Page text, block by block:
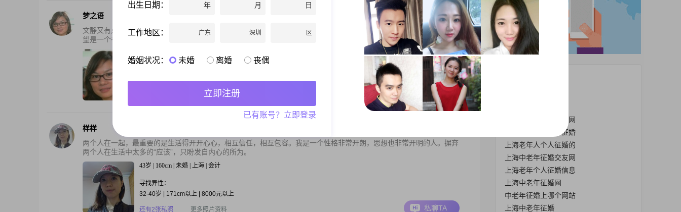
梦之语
文静又有点腼腆/内向的我 希望在上海能遇到一个同是安徽人的他,我们一起携手创造属于我们的美好生活. 理想中的他希
望是一个有上进心,孝心和爱心的有志青年。
26-30岁 | 170cm以上 | 未婚
更多照片资料 私聊TA
样样
两个人在一起，最重要的是生活得开开心心，相互信任，相互包容。我是一个性格非常开朗，思想也非常开明的人。摒弃
两个人在生活中太多的“应该”，只盼发自内心的所为。
43岁 | 160cm | 未婚 | 上海 | 会计
寻找异性：
32-40岁 | 171cm以上 | 8000元以上
还有2张私照 更多照片资料 私聊TA
上海中老年征婚珍爱网
上海老年男士个人征婚
上海老年人个人征婚的
上海中老年征婚交友网
上海老年个人征婚信息
上海中老年征婚网
中老年征婚上哪个网站
上海中老年征婚
出生日期： 年 月 日
工作地区： 广东 深圳 区
婚姻状况： 未婚 离婚 丧偶
立即注册
已有账号？立即登录